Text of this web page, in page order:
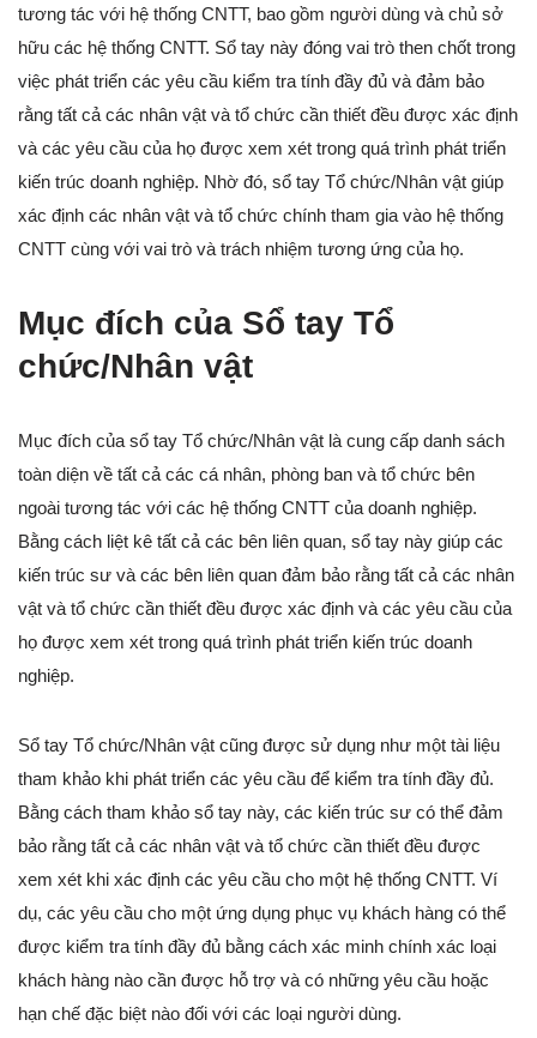
tương tác với hệ thống CNTT, bao gồm người dùng và chủ sở
hữu các hệ thống CNTT. Sổ tay này đóng vai trò then chốt trong
việc phát triển các yêu cầu kiểm tra tính đầy đủ và đảm bảo
rằng tất cả các nhân vật và tổ chức cần thiết đều được xác định
và các yêu cầu của họ được xem xét trong quá trình phát triển
kiến trúc doanh nghiệp. Nhờ đó, sổ tay Tổ chức/Nhân vật giúp
xác định các nhân vật và tổ chức chính tham gia vào hệ thống
CNTT cùng với vai trò và trách nhiệm tương ứng của họ.
Mục đích của Sổ tay Tổ
chức/Nhân vật
Mục đích của sổ tay Tổ chức/Nhân vật là cung cấp danh sách
toàn diện về tất cả các cá nhân, phòng ban và tổ chức bên
ngoài tương tác với các hệ thống CNTT của doanh nghiệp.
Bằng cách liệt kê tất cả các bên liên quan, sổ tay này giúp các
kiến trúc sư và các bên liên quan đảm bảo rằng tất cả các nhân
vật và tổ chức cần thiết đều được xác định và các yêu cầu của
họ được xem xét trong quá trình phát triển kiến trúc doanh
nghiệp.
Sổ tay Tổ chức/Nhân vật cũng được sử dụng như một tài liệu
tham khảo khi phát triển các yêu cầu để kiểm tra tính đầy đủ.
Bằng cách tham khảo sổ tay này, các kiến trúc sư có thể đảm
bảo rằng tất cả các nhân vật và tổ chức cần thiết đều được
xem xét khi xác định các yêu cầu cho một hệ thống CNTT. Ví
dụ, các yêu cầu cho một ứng dụng phục vụ khách hàng có thể
được kiểm tra tính đầy đủ bằng cách xác minh chính xác loại
khách hàng nào cần được hỗ trợ và có những yêu cầu hoặc
hạn chế đặc biệt nào đối với các loại người dùng.